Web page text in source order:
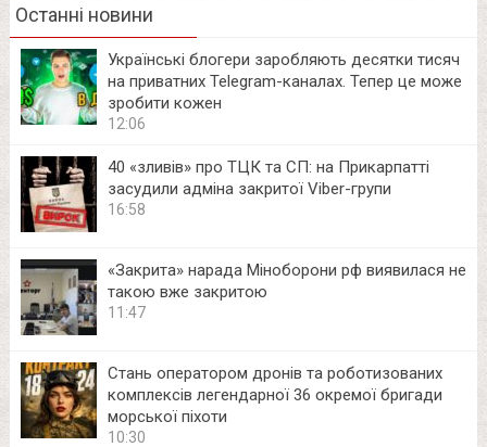
Останні новини
Українські блогери заробляють десятки тисяч
на приватних Telegram-каналах. Тепер це може
зробити кожен
12:06
40 «зливів» про ТЦК та СП: на Прикарпатті
засудили адміна закритої Viber-групи
16:58
«Закрита» нарада Міноборони рф виявилася не
такою вже закритою
11:47
Стань оператором дронів та роботизованих
комплексів легендарної 36 окремої бригади
морської піхоти
10:30